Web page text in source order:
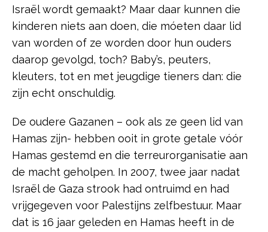
Israël wordt gemaakt? Maar daar kunnen die
kinderen niets aan doen, die móeten daar lid
van worden of ze worden door hun ouders
daarop gevolgd, toch? Baby’s, peuters,
kleuters, tot en met jeugdige tieners dan: die
zijn echt onschuldig.
De oudere Gazanen – ook als ze geen lid van
Hamas zijn- hebben ooit in grote getale vóór
Hamas gestemd en die terreurorganisatie aan
de macht geholpen. In 2007, twee jaar nadat
Israël de Gaza strook had ontruimd en had
vrijgegeven voor Palestijns zelfbestuur. Maar
dat is 16 jaar geleden en Hamas heeft in de